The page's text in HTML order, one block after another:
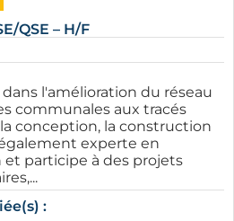
QSE – H/F
l'amélioration du réseau
communales aux tracés
conception, la construction
experte en
participe à des projets
: